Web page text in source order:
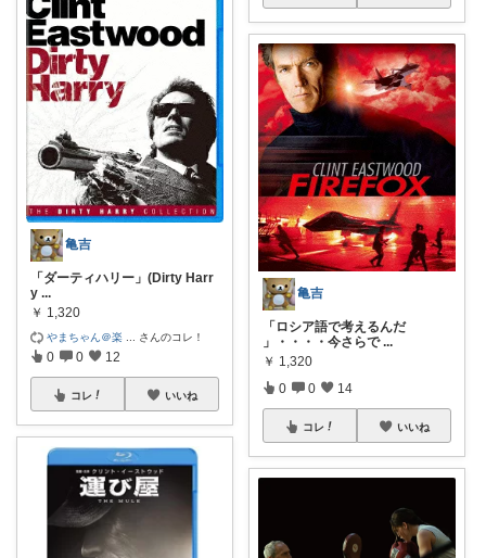
亀吉
「ダーティハリー」(Dirty Harr
y ...
￥ 1,320
やまちゃん＠楽 さんのコレ！
0 0 12
コレ いいね
亀吉
「ロシア語で考えるんだ
」・・・・今さらで ...
￥ 1,320
0 0 14
コレ いいね